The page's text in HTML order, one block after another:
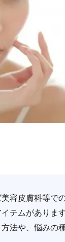
容皮膚科等で
テムがありま
法や、悩みの